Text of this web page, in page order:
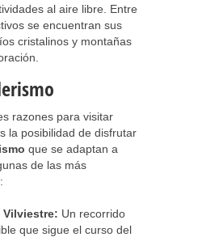
al aire libre. Entre
se encuentran sus
cristalinos y montañas
razones para visitar
la posibilidad de disfrutar
que se adaptan a
de las más
Vilviestre: Un recorrido
que sigue el curso del